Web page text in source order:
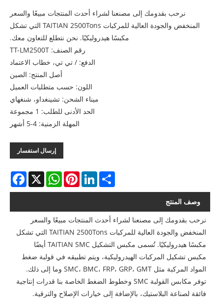
نرحب بقدومك إلى مصنعنا لشراء أحدث المنتجات مبيعًا والسعر
المنخفض والجودة العالية للمركبات TAITIAN 2500Tons التي تشكل
مكبسًا هيدروليكيًا. نحن نتطلع للتعاون معك.
رقم الصنف: TT-LM2500T
الدفع: / تي تي، خطاب الاعتماد
أصل المنتج: الصين
اللون: حسب متطلبات العميل
ميناء الشحن: تشينغداو، شنغهاي
الحد الأدنى للطلب: 1 مجموعة
المهلة الزمنية: 4-5 أشهر
إرسال استفسار
X
WhatsAppPinterestLinkedInShare
وصف المنتج
نرحب بقدومك إلى مصنعنا لشراء أحدث المنتجات مبيعًا والسعر
المنخفض والجودة العالية للمركبات TAITIAN 2500Tons التي تشكل
مكبسًا هيدروليكيًا. تُسمى مكبس التشكيل TAITIAN SMC أيضًا
مكبس تشكيل المركبات الهيدروليكية، ويتم تطبيقه في قولبة ضغط
المواد المركبة مثل SMC، BMC، FRP، GRP، GMT وما إلى ذلك.
توفر مكابس القولبة SMC وخطوط الضغط الخاصة بنا قدرات إنتاجية
فائقة لصناعة البلاستيك، بالإضافة إلى خيارات الإصلاح والترقية.